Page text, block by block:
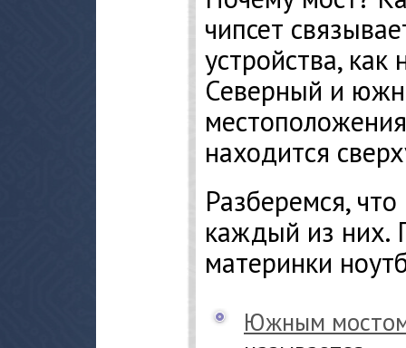
чипсет
устройства,
Северный и
находится
Разберемся,
каждый из них.
материнки
Южным